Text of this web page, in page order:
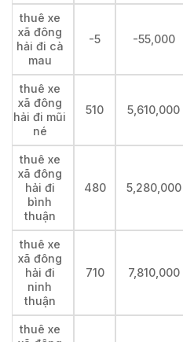
thuê xe
xã đông
hải đi cà
mau
-5 -55,000
thuê xe
xã đông
hải đi mũi
né
510 5,610,000
thuê xe
xã đông
hải đi
bình
thuận
480 5,280,000
thuê xe
xã đông
hải đi
ninh
thuận
710 7,810,000
thuê xe